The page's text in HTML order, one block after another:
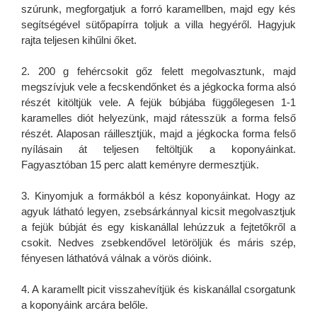
szúrunk, megforgatjuk a forró karamellben, majd egy kés
segítségével sütőpapírra toljuk a villa hegyéről. Hagyjuk
rajta teljesen kihűlni őket.
2. 200 g fehércsokit gőz felett megolvasztunk, majd
megszívjuk vele a fecskendőnket és a jégkocka forma alsó
részét kitöltjük vele. A fejük búbjába függőlegesen 1-1
karamelles diót helyezünk, majd rátesszük a forma felső
részét. Alaposan ráillesztjük, majd a jégkocka forma felső
nyílásain át teljesen feltöltjük a koponyáinkat.
Fagyasztóban 15 perc alatt keményre dermesztjük.
3. Kinyomjuk a formákból a kész koponyáinkat. Hogy az
agyuk látható legyen, zsebsárkánnyal kicsit megolvasztjuk
a fejük búbját és egy kiskanállal lehúzzuk a fejtetőkről a
csokit. Nedves zsebkendővel letöröljük és máris szép,
fényesen láthatóvá válnak a vörös dióink.
4. A karamellt picit visszahevítjük és kiskanállal csorgatunk
a koponyáink arcára belőle.